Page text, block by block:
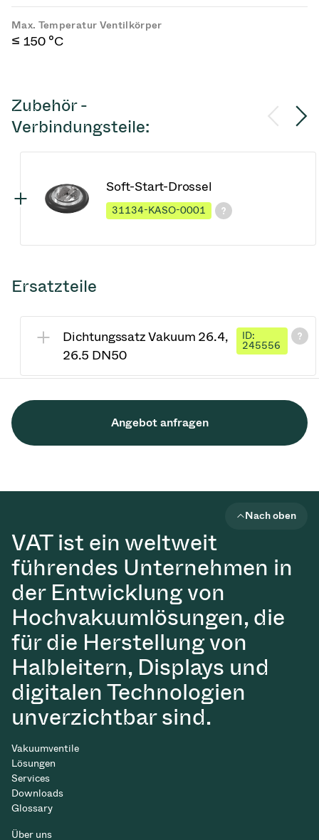
Max. Temperatur Ventilkörper
≤ 150 °C
Zubehör -
Verbindungsteile:
Soft-Start-Drossel
31134-KASO-0001
Ersatzteile
Dichtungssatz Vakuum 26.4,
26.5 DN50
ID:
245556
Angebot anfragen
VAT ist ein weltweit
führendes Unternehmen in
der Entwicklung von
Hochvakuumlösungen, die
für die Herstellung von
Halbleitern, Displays und
digitalen Technologien
unverzichtbar sind.
Nach oben
Vakuumventile
Lösungen
Services
Downloads
Glossary
Über uns